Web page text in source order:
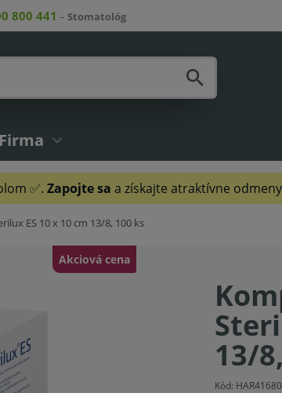
800 441 – Stomatológ
Firma
✅. Zapojte sa a získajte atraktívne
ES 10 x 10 cm 13/8, 100 ks
Akciová cena
13/
Kód: